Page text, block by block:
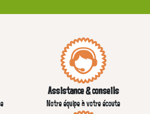
Assistance & conseils
Notre équipe à votre écoute